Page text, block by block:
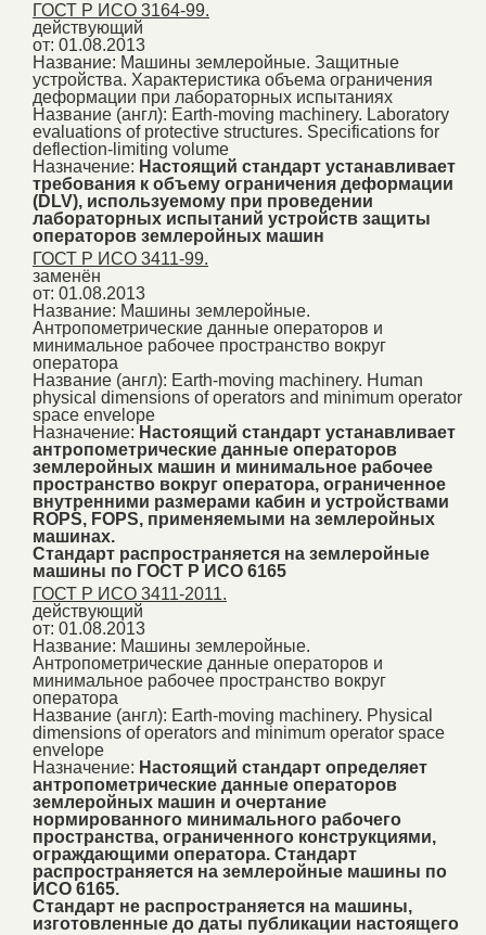
ГОСТ Р ИСО 3164-99.
действующий
от: 01.08.2013
Название: Машины землеройные. Защитные
устройства. Характеристика объема ограничения
деформации при лабораторных испытаниях
Название (англ): Earth-moving machinery. Laboratory
evaluations of protective structures. Specifications for
deflection-limiting volume
Назначение: Настоящий стандарт устанавливает
требования к объему ограничения деформации
(DLV), используемому при проведении
лабораторных испытаний устройств защиты
операторов землеройных машин
ГОСТ Р ИСО 3411-99.
заменён
от: 01.08.2013
Название: Машины землеройные.
Антропометрические данные операторов и
минимальное рабочее пространство вокруг
оператора
Название (англ): Earth-moving machinery. Human
physical dimensions of operators and minimum operator
space envelope
Назначение: Настоящий стандарт устанавливает
антропометрические данные операторов
землеройных машин и минимальное рабочее
пространство вокруг оператора, ограниченное
внутренними размерами кабин и устройствами
ROPS, FOPS, применяемыми на землеройных
машинах.
Стандарт распространяется на землеройные
машины по ГОСТ Р ИСО 6165
ГОСТ Р ИСО 3411-2011.
действующий
от: 01.08.2013
Название: Машины землеройные.
Антропометрические данные операторов и
минимальное рабочее пространство вокруг
оператора
Название (англ): Earth-moving machinery. Physical
dimensions of operators and minimum operator space
envelope
Назначение: Настоящий стандарт определяет
антропометрические данные операторов
землеройных машин и очертание
нормированного минимального рабочего
пространства, ограниченного конструкциями,
ограждающими оператора. Стандарт
распространяется на землеройные машины по
ИСО 6165.
Стандарт не распространяется на машины,
изготовленные до даты публикации настоящего